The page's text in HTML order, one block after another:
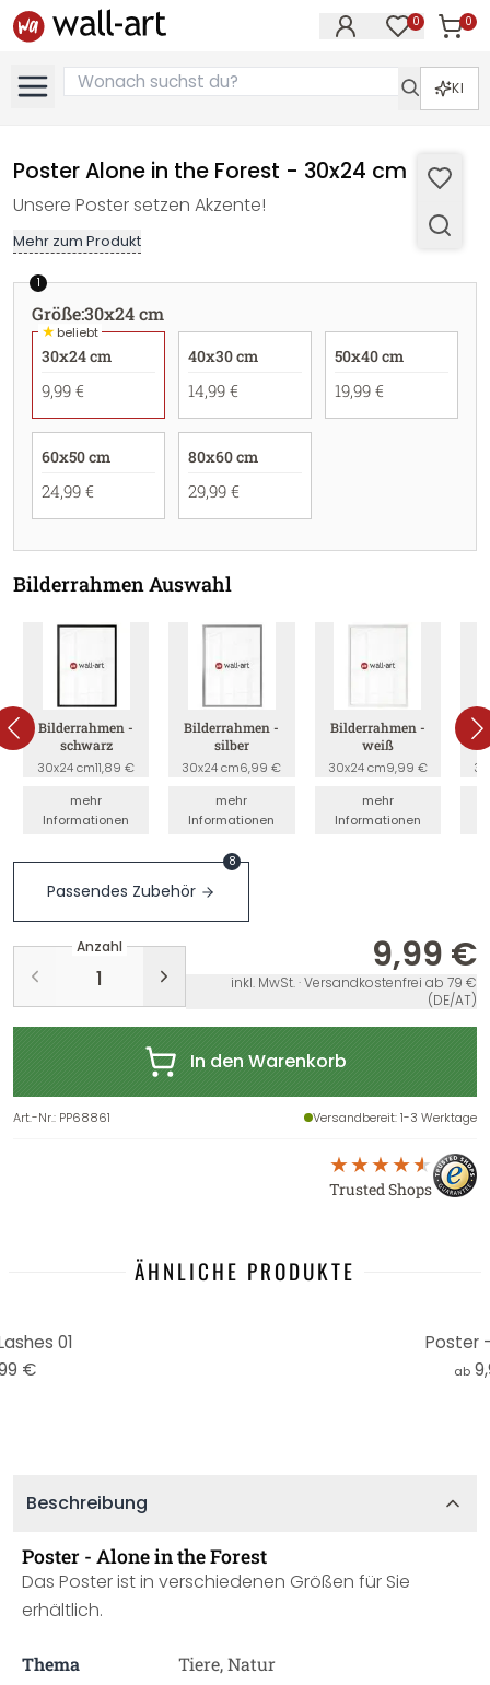
0 0
KI
Poster Alone in the Forest - 30x24 cm
Unsere Poster setzen Akzente!
Mehr zum Produkt
1
Größe:30x24 cm
★beliebt
30x24 cm
9,99 €
40x30 cm
14,99 €
50x40 cm
19,99 €
60x50 cm
24,99 €
80x60 cm
29,99 €
Bilderrahmen Auswahl
Bilderrahmen -
schwarz
30x24 cm11,89 €
mehr
Informationen
Bilderrahmen -
silber
30x24 cm6,99 €
mehr
Informationen
Bilderrahmen -
weiß
30x24 cm9,99 €
mehr
Informationen
Passendes Zubehör
8
Anzahl 9,99 €
inkl. MwSt. · Versandkostenfrei ab 79 €
(DE/AT)
In den Warenkorb
Art.-Nr.: PP68861 Versandbereit: 1-3 Werktage
Trusted Shops
ÄHNLICHE PRODUKTE
01
€
Poster
ab
Beschreibung
Poster - Alone in the Forest
Das Poster ist in verschiedenen Größen für Sie
erhältlich.
Thema Tiere, Natur